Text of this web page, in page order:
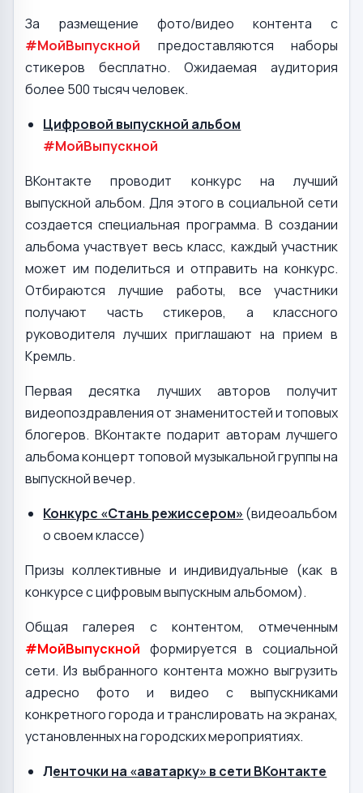
За размещение фото/видео контента с
#МойВыпускной предоставляются наборы
стикеров бесплатно. Ожидаемая аудитория
более 500 тысяч человек.
Цифровой выпускной альбом
#МойВыпускной
ВКонтакте проводит конкурс на лучший
выпускной альбом. Для этого в социальной сети
создается специальная программа. В создании
альбома участвует весь класс, каждый участник
может им поделиться и отправить на конкурс.
Отбираются лучшие работы, все участники
получают часть стикеров, а классного
руководителя лучших приглашают на прием в
Кремль.
Первая десятка лучших авторов получит
видеопоздравления от знаменитостей и топовых
блогеров. ВКонтакте подарит авторам лучшего
альбома концерт топовой музыкальной группы на
выпускной вечер.
Конкурс «Стань режиссером» (видеоальбом
о своем классе)
Призы коллективные и индивидуальные (как в
конкурсе с цифровым выпускным альбомом).
Общая галерея с контентом, отмеченным
#МойВыпускной формируется в социальной
сети. Из выбранного контента можно выгрузить
адресно фото и видео с выпускниками
конкретного города и транслировать на экранах,
установленных на городских мероприятиях.
Ленточки на «аватарку» в сети ВКонтакте